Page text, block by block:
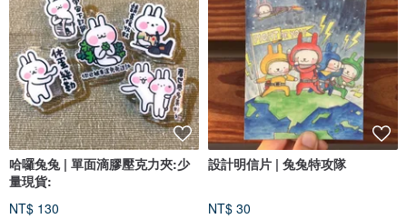
哈囉兔兔 | 單面滴膠壓克力夾:少
量現貨:
NT$ 130
設計明信片 | 兔兔特攻隊
NT$ 30